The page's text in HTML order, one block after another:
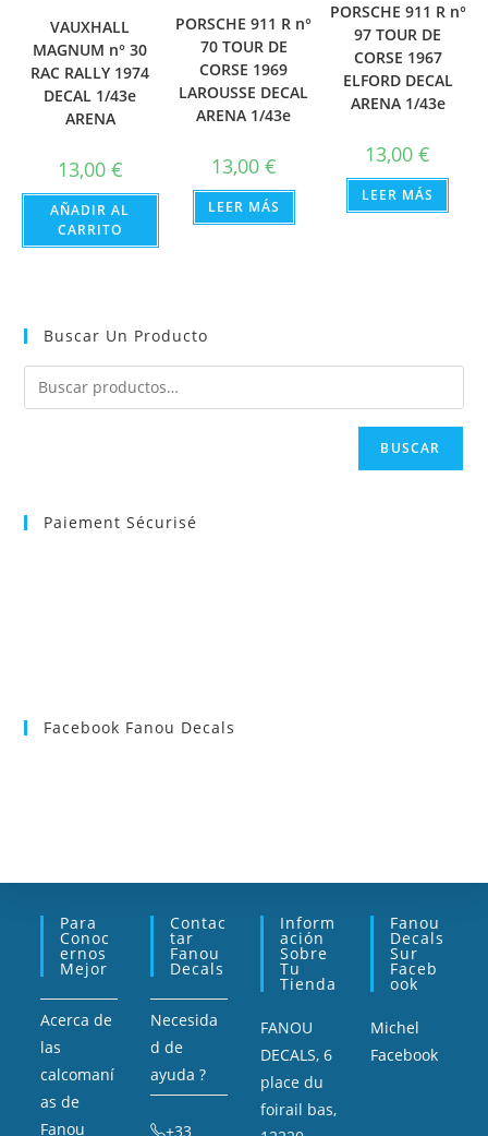
VAUXHALL
MAGNUM n° 30
RAC RALLY 1974
DECAL 1/43e
ARENA
13,00 €
AÑADIR AL
CARRITO
PORSCHE 911 R n°
70 TOUR DE
CORSE 1969
LAROUSSE DECAL
ARENA 1/43e
13,00 €
LEER MÁS
PORSCHE 911 R n°
97 TOUR DE
CORSE 1967
ELFORD DECAL
ARENA 1/43e
13,00€
LEER MÁS
Buscar Un Producto
BUSCAR
Paiement Sécurisé
Facebook Fanou Decals
Para
Conoc
Ernos
Mejor
Acerca de
las
calcomaní
as de
Fanou
Contac
Tar
Fanou
Decals
Necesida
d de
ayuda ?
+33
Inform
Ación
Sobre
Tu
Tienda
FANOU
DECALS, 6
place du
foirail bas,
Fanou
Decals
Sur
Faceb
Ook
Michel
Facebook